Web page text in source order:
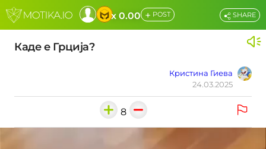
x 0.00 + POST
Каде е Грција?
Кристина Гиева
24.03.2025
SHARE
8